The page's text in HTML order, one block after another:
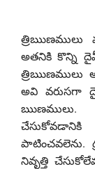
త్రిఋణములు
అతనికి కొన్ని
త్రిఋణములు
అవి వరుసగా
చేసుకోవడానికి
పాటించవలెను.
నివృత్తి